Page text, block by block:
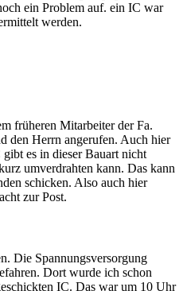
ein Problem auf. ein IC war
werden.
früheren Mitarbeiter der Fa.
den Herrn angerufen. Auch hier
es in dieser Bauart nicht
umverdrahten kann. Das kann
schicken. Also auch hier
zur Post.
Die Spannungsversorgung
Dort wurde ich schon
IC. Das war um 10 Uhr